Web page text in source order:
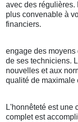
avec des régulières.
plus convenable à
financiers.
engage des moyens
de ses techniciens.
nouvelles et aux
qualité de maximale
L'honnêteté est une
complet est